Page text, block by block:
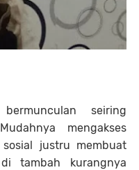
seiring
mengakses
justru membuat
tambah kurangnya